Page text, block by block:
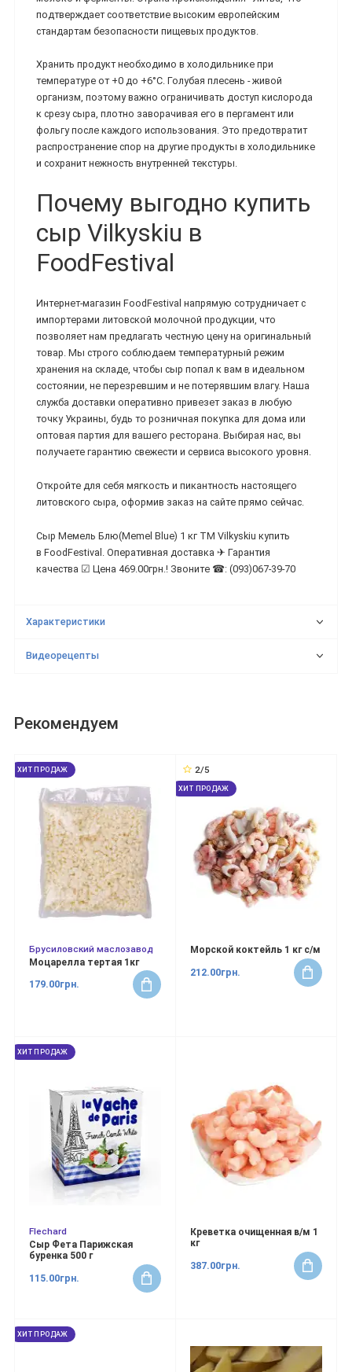
подтверждает соответствие высоким европейским
стандартам безопасности пищевых продуктов.
Хранить продукт необходимо в холодильнике при
температуре от +0 до +6°C. Голубая плесень - живой
организм, поэтому важно ограничивать доступ кислорода
к срезу сыра, плотно заворачивая его в пергамент или
фольгу после каждого использования. Это предотвратит
распространение спор на другие продукты в холодильнике
и сохранит нежность внутренней текстуры.
Почему выгодно купить
сыр Vilkyskiu в
FoodFestival
Интернет-магазин FoodFestival напрямую сотрудничает с
импортерами литовской молочной продукции, что
позволяет нам предлагать честную цену на оригинальный
товар. Мы строго соблюдаем температурный режим
хранения на складе, чтобы сыр попал к вам в идеальном
состоянии, не перезревшим и не потерявшим влагу. Наша
служба доставки оперативно привезет заказ в любую
точку Украины, будь то розничная покупка для дома или
оптовая партия для вашего ресторана. Выбирая нас, вы
получаете гарантию свежести и сервиса высокого уровня.
Откройте для себя мягкость и пикантность настоящего
литовского сыра, оформив заказ на сайте прямо сейчас.
Сыр Мемель Блю(Memel Blue) 1 кг ТМ Vilkyskiu купить
в FoodFestival. Оперативная доставка ✈ Гарантия
качества ☑ Цена 469.00грн.! Звоните ☎: (093)067-39-70
Характеристики
Видеорецепты
Рекомендуем
ХИТ ПРОДАЖ
Брусиловский маслозавод
Моцарелла тертая 1кг
179.00грн.
2/5
ХИТ ПРОДАЖ
Морской коктейль 1 кг с/м
212.00грн.
ХИТ ПРОДАЖ
Flechard
Сыр Фета Парижская
буренка 500 г
115.00грн.
Креветка очищенная в/м 1
кг
387.00грн.
ХИТ ПРОДАЖ